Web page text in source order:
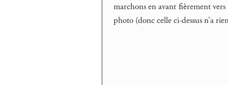
marchons en avant fièrement
photo (donc celle ci-dessus n’a